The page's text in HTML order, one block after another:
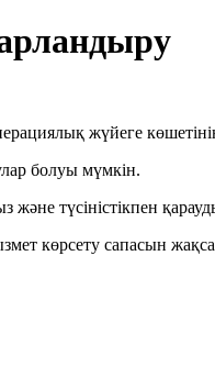
жүйеге
болуы мүмкін.
түсіністікпен
көрсету сапасын